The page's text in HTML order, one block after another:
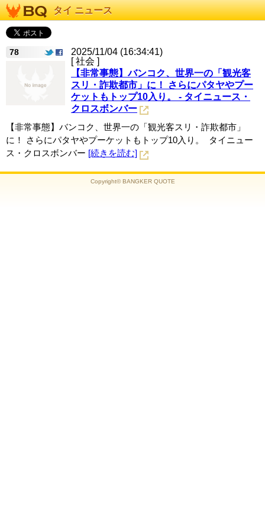
タイ ニュース
78
2025/11/04 (16:34:41)
[ 社会 ]
【非常事態】バンコク、世界一の「観光客
スリ・詐欺都市」に！ さらにパタヤやプー
ケットもトップ10入り。 - タイニュース・
クロスボンバー
【非常事態】バンコク、世界一の「観光客スリ・詐欺都市」
に！ さらにパタヤやプーケットもトップ10入り。 タイニュー
ス・クロスボンバー [続きを読む]
Copyright© BANGKER QUOTE